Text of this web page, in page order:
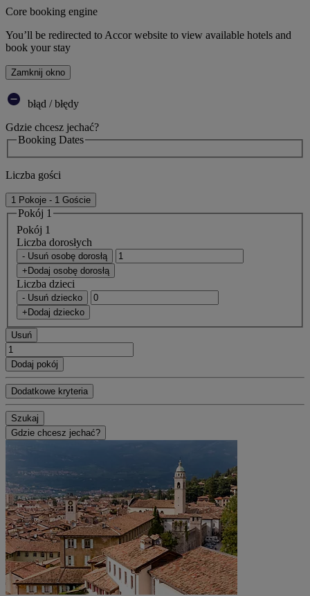
Core booking engine
You’ll be redirected to Accor website to view available hotels and
book your stay
Zamknij okno
błąd / błędy
Gdzie chcesz jechać?
Booking Dates
Liczba gości
1 Pokoje - 1 Goście
Pokój 1
Pokój 1
Liczba dorosłych
- Usuń osobę dorosłą
+Dodaj osobę dorosłą
Liczba dzieci
- Usuń dziecko
+Dodaj dziecko
Usuń
Dodaj pokój
Dodatkowe kryteria
Szukaj
Gdzie chcesz jechać?